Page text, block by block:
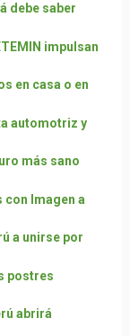
debe saber
impulsan
en casa o en
automotriz y
más sano
Imagen a
a unirse por
postres
abrirá